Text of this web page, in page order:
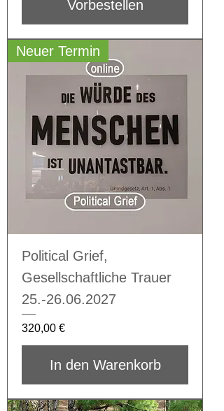
Vorbestellen
Neuer Termin
Political Grief,
Gesellschaftliche Trauer
25.-26.06.2027
Preis
320,00 €
In den Warenkorb